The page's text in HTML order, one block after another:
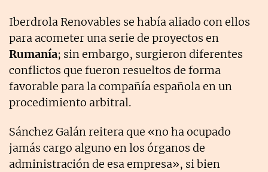
Iberdrola Renovables se había aliado con ellos
para acometer una serie de proyectos en
Rumanía; sin embargo, surgieron diferentes
conflictos que fueron resueltos de forma
favorable para la compañía española en un
procedimiento arbitral.
Sánchez Galán reitera que «no ha ocupado
jamás cargo alguno en los órganos de
administración de esa empresa», si bien